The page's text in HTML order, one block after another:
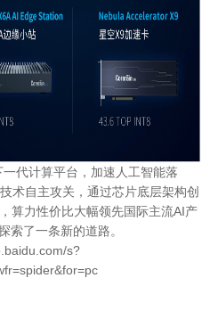
代计算平台，加速人工智能落
术自主攻关，通过芯片底层架构创
算力性价比大幅领先国际主流AI产
索了一条新的道路。
s?